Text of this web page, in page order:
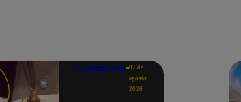
Entretenimiento 07 de
agosto
2026